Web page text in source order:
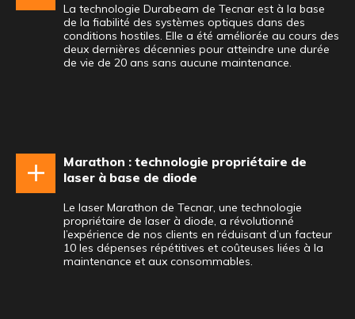
La technologie Durabeam de Tecnar est à la base
de la fiabilité des systèmes optiques dans des
conditions hostiles. Elle a été améliorée au cours des
deux dernières décennies pour atteindre une durée
de vie de 20 ans sans aucune maintenance.
Marathon : technologie propriétaire de
laser à base de diode
Le laser Marathon de Tecnar, une technologie
propriétaire de laser à diode, a révolutionné
l’expérience de nos clients en réduisant d’un facteur
10 les dépenses répétitives et coûteuses liées à la
maintenance et aux consommables.